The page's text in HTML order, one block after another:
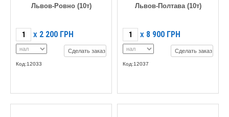
Львов-Ровно (10т)
X 2 200 ГРН
Сделать заказ
Код:12033
Львов-Полтава (10т)
X 8 900 ГРН
Сделать заказ
Код:12037